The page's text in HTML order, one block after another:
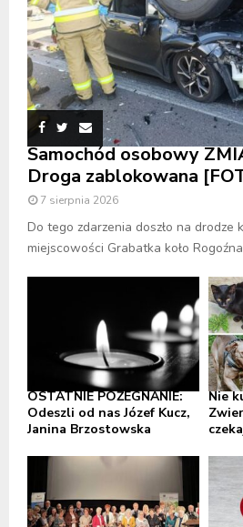
Samochód osobowy
Droga zablokowana
7 sierpnia 2026
Do tego zdarzenia doszło na drodze
miejscowości Grabatka koło
OSTATNIE POŻEGNANIE:
Odeszli od nas Józef Kucz,
Janina Brzostowska
Nie